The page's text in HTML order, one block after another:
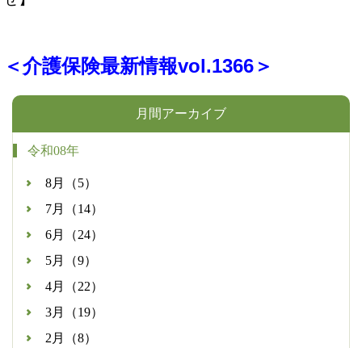
＜介護保険最新情報vol.1366＞
月間アーカイブ
令和08年
8月（5）
7月（14）
6月（24）
5月（9）
4月（22）
3月（19）
2月（8）